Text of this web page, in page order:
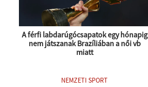
A férfi labdarúgócsapatok egy hónapig
nem játszanak Brazíliában a női vb
miatt
NEMZETI SPORT